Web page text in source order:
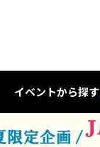
イベントから探す